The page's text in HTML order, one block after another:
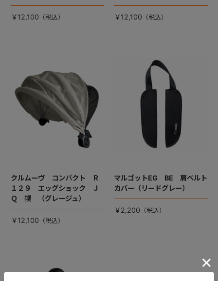
￥12,100 ￥12,100
クルムーヴ コンパクト Ｒ
１２９ エッグショック Ｊ
Ｑ 幌 （グレージュ）
￥12,100
マルゴットEG BE 肩ベルト
カバー（リードグレー）
￥2,200